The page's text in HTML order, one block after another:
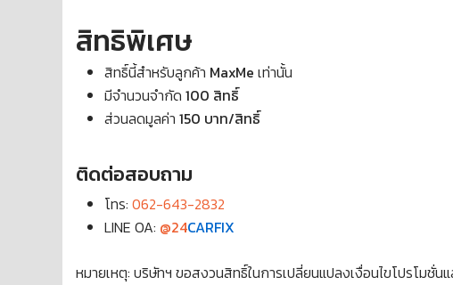
สิทธิพิเศษ
สิทธิ์นี้สำหรับลูกค้า MaxMe เท่านั้น
มีจำนวนจำกัด 100 สิทธิ์
ส่วนลดมูลค่า 150 บาท/สิทธิ์
ติดต่อสอบถาม
โทร: 062-643-2832
LINE OA: @24CARFIX
หมายเหตุ: บริษัทฯ ขอสงวนสิทธิ์ในการเปลี่ยนแปลงเงื่อนไขโปรโมชั่น